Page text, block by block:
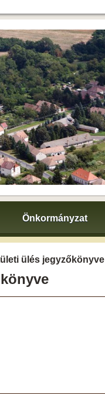
Önkormányzat
ülés jegyzőkönyve